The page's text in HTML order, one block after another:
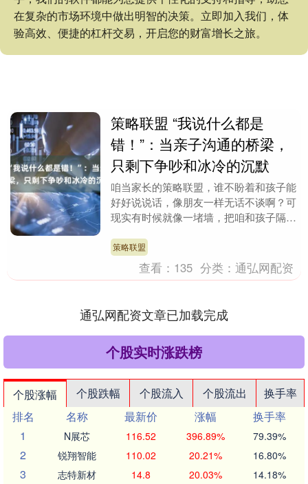
在复杂的市场环境中做出明智的决策。立即加入我们，体
验高效、便捷的杠杆交易，开启您的财富增长之旅。
策略联盟 “我说什么都是
错！”：当亲子沟通的桥梁，
只剩下争吵和冰冷的沉默
咱当家长的策略联盟，谁不盼着和孩子能
好好说说话，像朋友一样无话不谈啊？可
现实有时候就像一堵墙，把咱和孩子隔得
子一回家，就把房....
策略联盟
查看： 135 分类：通弘网配资
通弘网配资文章已加载完成
个股实时涨跌榜
个股涨幅 个股跌幅 个股流入 个股流出
换手率
排名
名称 最新价 涨幅
换手率
1
N展芯 116.52 396.89% 79.39%
2 锐翔智能 110.02 20.21% 16.80%
3 志特新材 14.8 20.03% 14.18%